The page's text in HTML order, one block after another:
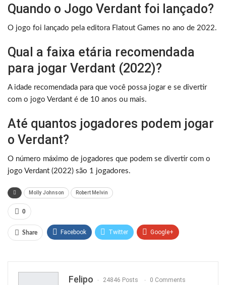
Quando o Jogo Verdant foi lançado?
O jogo foi lançado pela editora Flatout Games no ano de 2022.
Qual a faixa etária recomendada
para jogar Verdant (2022)?
A idade recomendada para que você possa jogar e se divertir
com o jogo Verdant é de 10 anos ou mais.
Até quantos jogadores podem jogar
o Verdant?
O número máximo de jogadores que podem se divertir com o
jogo Verdant (2022) são 1 jogadores.
Molly Johnson Robert Melvin
0
Share Facebook Twitter Google+
Felipo 24846 Posts 0 Comments